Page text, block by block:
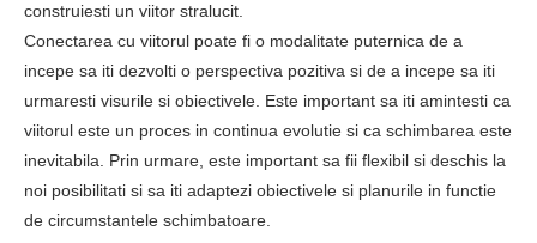
construiesti un viitor stralucit.
Conectarea cu viitorul poate fi o modalitate puternica de a
incepe sa iti dezvolti o perspectiva pozitiva si de a incepe sa iti
urmaresti visurile si obiectivele. Este important sa iti amintesti ca
viitorul este un proces in continua evolutie si ca schimbarea este
inevitabila. Prin urmare, este important sa fii flexibil si deschis la
noi posibilitati si sa iti adaptezi obiectivele si planurile in functie
de circumstantele schimbatoare.